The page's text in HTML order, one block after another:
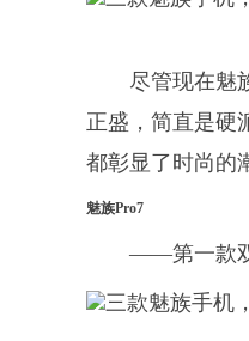
尽管现在魅
正盛，简直是硬
都彰显了时尚的
魅族Pro7
——第一款